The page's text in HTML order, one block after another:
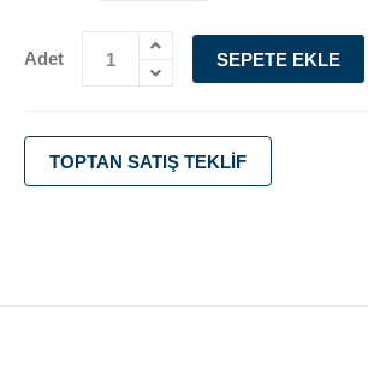
Adet SEPETE EKLE
TOPTAN SATIŞ TEKLIF